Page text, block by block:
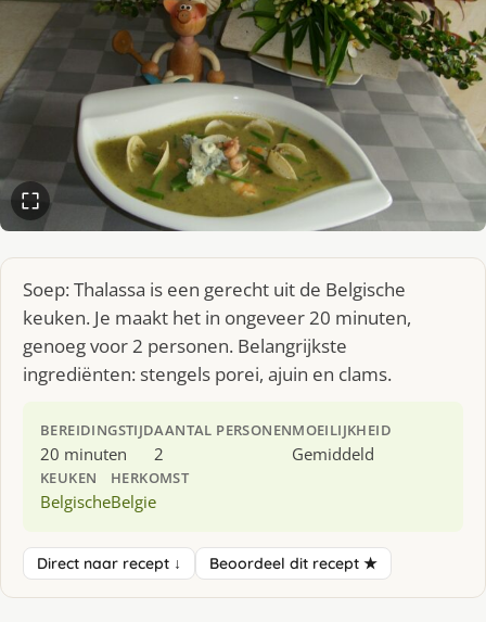
Soep: Thalassa is een gerecht uit de Belgische
keuken. Je maakt het in ongeveer 20 minuten,
genoeg voor 2 personen. Belangrijkste
ingrediënten: stengels porei, ajuin en clams.
BEREIDINGSTIJD
20 minuten
AANTAL PERSONEN
2
MOEILIJKHEID
Gemiddeld
KEUKEN
Belgische
HERKOMST
Belgie
Direct naar recept ↓ Beoordeel dit recept ★